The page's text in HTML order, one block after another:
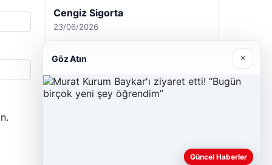
Hastaş Beton
26/05/2026
Göz Atın ×
Güncel Haberler